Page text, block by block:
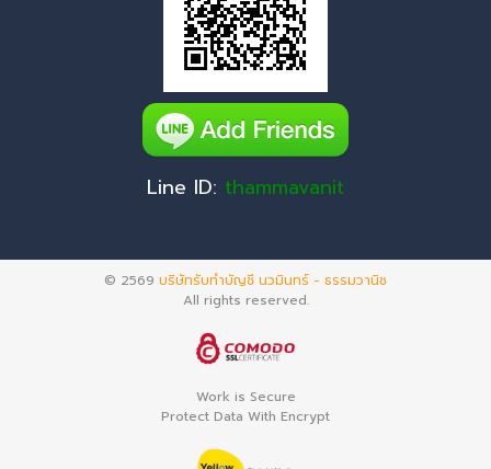
Line ID: thammavanit
© 2569 บริษัทรับทำบัญชี นวมินทร์ - ธรรมวานิช
All rights reserved.
Work is Secure
Protect Data With Encrypt